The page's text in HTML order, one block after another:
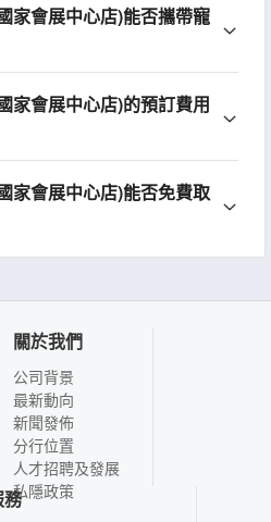
家會展中心店)能否攜帶寵
家會展中心店)的預訂費用
家會展中心店)能否免費取
關於我們
公司背景
最新動向
新聞發佈
分行位置
人才招聘及發展
私隱政策
務